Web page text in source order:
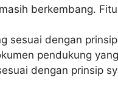
berkembang.
sesuai dengan
pendukung
dengan prinsip